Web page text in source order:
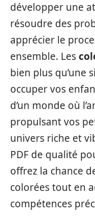
développer une
résoudre des
apprécier le
ensemble. Les
bien plus qu’une
occuper vos
d’un monde où
propulsant vos
univers riche et
PDF de qualité
offrez la chance
colorées tout en
compétences